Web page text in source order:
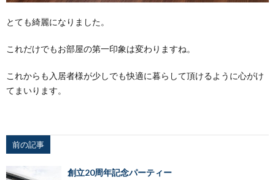
とても綺麗になりました。
これだけでもお部屋の第一印象は変わりますね。
これからも入居者様が少しでも快適に暮らして頂けるように心がけ
てまいります。
前の記事
創立20周年記念パーティー